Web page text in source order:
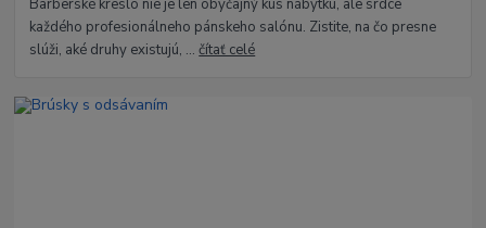
Barberské kreslo nie je len obyčajný kus nábytku, ale srdce
každého profesionálneho pánskeho salónu. Zistite, na čo presne
slúži, aké druhy existujú, ...čítať celé